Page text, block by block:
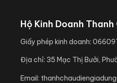
Hộ Kinh Doanh Thanh
Giấy phép kinh doanh:
Địa chỉ: 35 Mạc Thị Bưởi,
Email: